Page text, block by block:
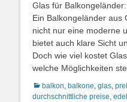
Glas für
Ein Balkongeländer aus
nicht nur eine moderne
bietet auch klare Sicht
Doch wie viel kostet
welche Möglichkeiten
Kategorien
balkon, balkone, glas,
durchschnittliche preise,